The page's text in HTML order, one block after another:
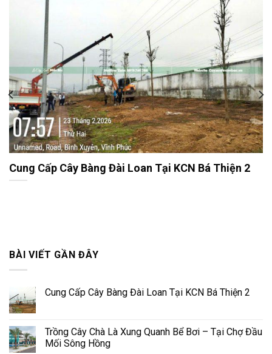
Cung Cấp Cây Bàng Đài Loan Tại KCN Bá Thiện 2
BÀI VIẾT GẦN ĐÂY
Cung Cấp Cây Bàng Đài Loan Tại KCN Bá Thiện 2
Trồng Cây Chà Là Xung Quanh Bể Bơi – Tại Chợ Đầu
Mối Sông Hồng